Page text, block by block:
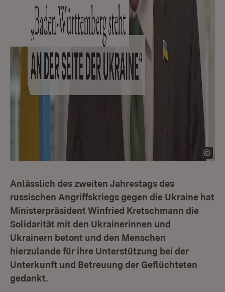
Anlässlich des zweiten Jahrestags des
russischen Angriffskriegs gegen die Ukraine hat
Ministerpräsident Winfried Kretschmann die
Solidarität mit den Ukrainerinnen und
Ukrainern betont und den Menschen
hierzulande für ihre Unterstützung bei der
Unterkunft und Betreuung der Geflüchteten
gedankt.